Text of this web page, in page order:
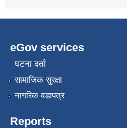
eGov services
घटना दर्ता
सामाजिक सुरक्षा
नागरिक वडापत्र
Reports